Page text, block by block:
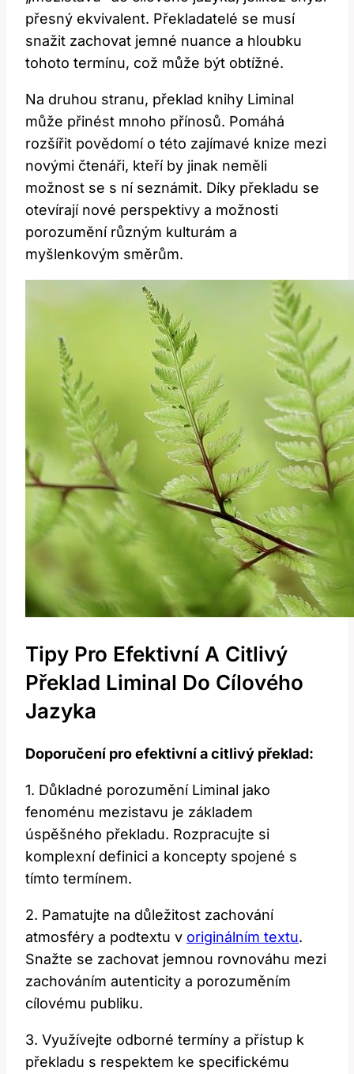
přesný ekvivalent. ⁢Překladatelé se‌ musí‌
snažit zachovat​ jemné nuance a hloubku
⁢tohoto termínu,⁢ což může být obtížné.
Na⁢ druhou stranu, překlad knihy Liminal
může přinést mnoho​ přínosů. Pomáhá
rozšířit povědomí ‍o této zajímavé knize mezi
novými​ čtenáři,⁤ kteří by jinak neměli⁤
možnost se s ní seznámit. Díky překladu ​se
⁤otevírají nové⁤ perspektivy a možnosti
porozumění různým kulturám a
myšlenkovým směrům.
Tipy Pro Efektivní A Citlivý
Překlad ⁢Liminal Do Cílového‍
Jazyka
Doporučení pro efektivní a citlivý překlad:
1. Důkladné porozumění⁣ Liminal jako
fenoménu mezistavu je základem
‌úspěšného překladu.⁤ Rozpracujte si
komplexní definici a koncepty ​spojené s⁣
tímto⁣ termínem.
2. Pamatujte na ⁣důležitost zachování
atmosféry a podtextu ‌v originálním textu.
‌Snažte se zachovat jemnou rovnováhu mezi
zachováním autenticity a⁢ porozuměním
cílovému ⁤publiku.
3. Využívejte⁢ odborné termíny a přístup k
překladu‌ s respektem ke specifickému